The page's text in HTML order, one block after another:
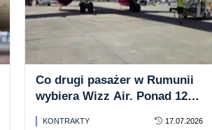
Co drugi pasażer w Rumunii
wybiera Wizz Air. Ponad 120
KONTRAKTY 17.07.2026